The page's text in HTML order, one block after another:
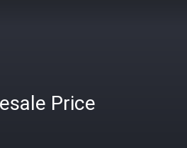
Price